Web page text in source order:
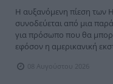
Η αυξανόμενη πίεση των
συνοδεύεται από μια
για πρόσωπο που θα
εφόσον η αμερικανική
08 Αυγούστου 2026